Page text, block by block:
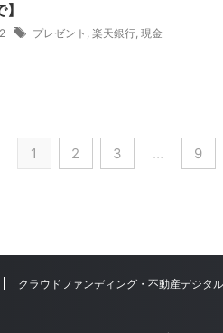
プレゼント , 楽天銀行, 現金
1 2 3 … 9
クラウドファンディング・不動産デジタ